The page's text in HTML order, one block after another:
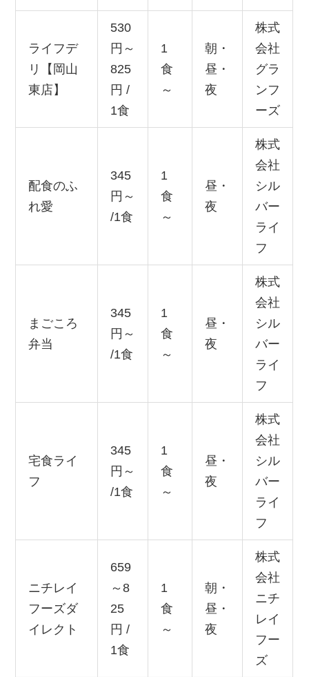
ライフデ
リ【岡山
東店】
530
円～
825
円 /
1食
1
食
～
朝・
昼・
夜
株式
会社
グラ
ンフ
ーズ
配食のふ
れ愛
345
円～
/1食
1
食
～
昼・
夜
株式
会社
シル
バー
ライ
フ
まごころ
弁当
345
円～
/1食
1
食
～
昼・
夜
株式
会社
シル
バー
ライ
フ
宅食ライ
フ
345
円～
/1食
1
食
～
昼・
夜
株式
会社
シル
バー
ライ
フ
ニチレイ
フーズダ
イレクト
659
～8
25
円 /
1食
1
食
～
朝・
昼・
夜
株式
会社
ニチ
レイ
フー
ズ